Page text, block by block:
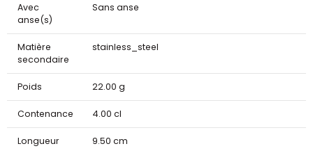
Avec
anse(s)
Sans anse
Matière
secondaire
stainless_steel
Poids 22.00 g
Contenance 4.00 cl
Longueur 9.50 cm